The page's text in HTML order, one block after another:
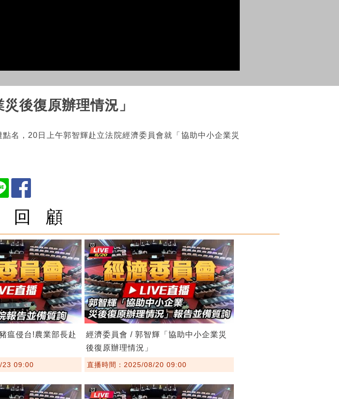
後復原辦理情況」
名，20日上午郭智輝赴立法院經濟委員會就「協助中小企業災
回 顧
瘟侵台!農業部長赴
23 09:00
經濟委員會 / 郭智輝「協助中小企業災
後復原辦理情況」
直播時間：2025/08/20 09:00